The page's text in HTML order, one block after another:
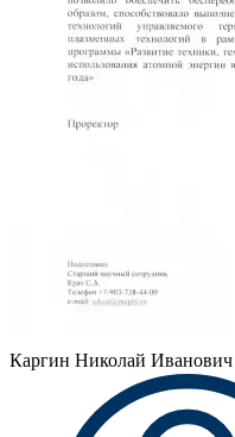
Каргин Николай Иванович